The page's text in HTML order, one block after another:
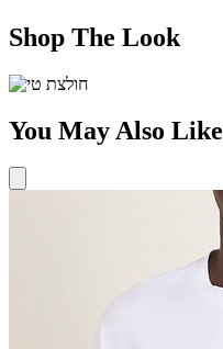
Shop The Look
You May Also Like